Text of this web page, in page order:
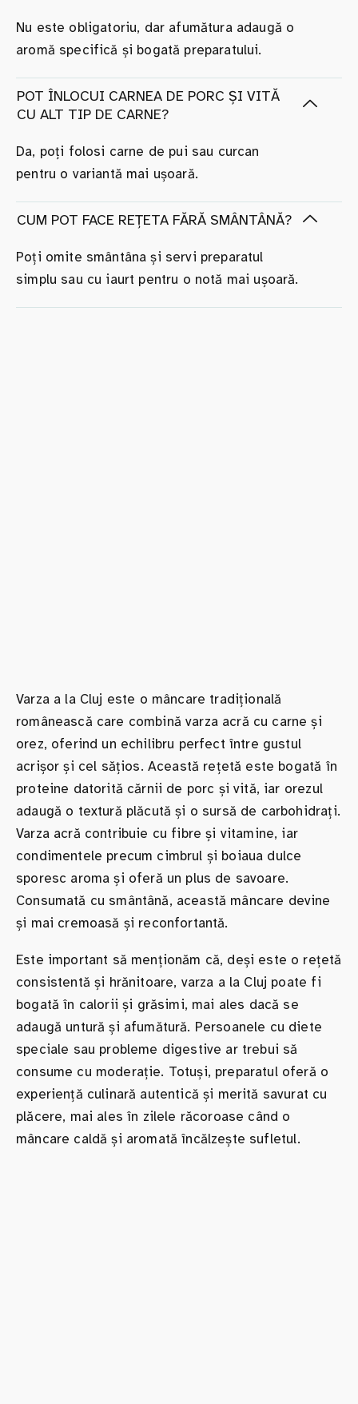
Nu este obligatoriu, dar afumătura adaugă o
aromă specifică și bogată preparatului.
POT ÎNLOCUI CARNEA DE PORC ȘI VITĂ
CU ALT TIP DE CARNE?
Da, poți folosi carne de pui sau curcan
pentru o variantă mai ușoară.
CUM POT FACE REȚETA FĂRĂ SMÂNTÂNĂ?
Poți omite smântâna și servi preparatul
simplu sau cu iaurt pentru o notă mai ușoară.
Varza a la Cluj este o mâncare tradițională
românească care combină varza acră cu carne și
orez, oferind un echilibru perfect între gustul
acrișor și cel sățios. Această rețetă este bogată în
proteine datorită cărnii de porc și vită, iar orezul
adaugă o textură plăcută și o sursă de carbohidrați.
Varza acră contribuie cu fibre și vitamine, iar
condimentele precum cimbrul și boiaua dulce
sporesc aroma și oferă un plus de savoare.
Consumată cu smântână, această mâncare devine
și mai cremoasă și reconfortantă.
Este important să menționăm că, deși este o rețetă
consistentă și hrănitoare, varza a la Cluj poate fi
bogată în calorii și grăsimi, mai ales dacă se
adaugă untură și afumătură. Persoanele cu diete
speciale sau probleme digestive ar trebui să
consume cu moderație. Totuși, preparatul oferă o
experiență culinară autentică și merită savurat cu
plăcere, mai ales în zilele răcoroase când o
mâncare caldă și aromată încălzește sufletul.